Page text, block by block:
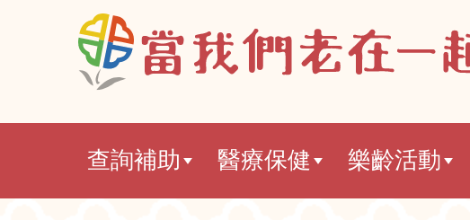
查詢補助 醫療保健 樂齡活動